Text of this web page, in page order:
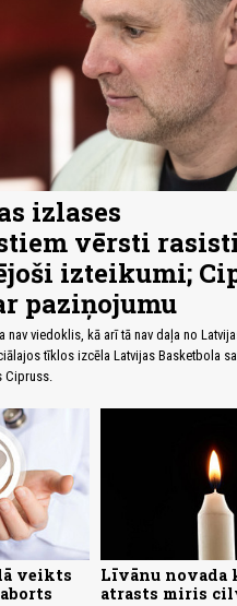
izlases
vērsti
izteikumi;
paziņojumu
nav viedoklis, kā arī tā nav daļa no
tīklos izcēla Latvijas Basketbola
Cipruss.
veikts
Līvānu novada
atrasts miris